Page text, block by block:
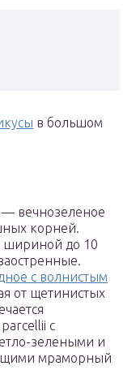
в большом
— вечнозеленое
корней.
шириной до 10
с волнистым
от щетинистых
с
зелеными и
мраморный